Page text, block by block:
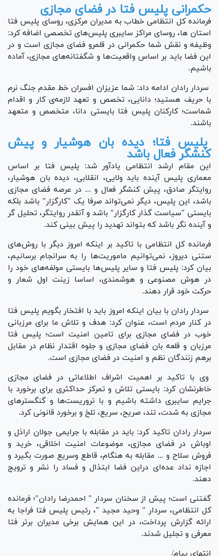
حکمرانی پلیس فتا در فضای مجازی
فرمانده کل انتظامی خطاب به مدیران مرکزی، روسای پلیس فتا
استان ها، روسای مراکز سایبری پلیس‌های تخصصی اضافه کرد:
وظیفه و نقش شما حکمرانی در قلمرو فضای مجازی است و در
این فضا باید بر اساس واقعیت‌ها و شگفتانه‌های مجازی، آماده
باشیم.
سردار رادان ادامه داد: شما عزیزان افسران خط مقدم جنگ نرم
با حریف هستید؛ دانایی، تخصص و تعهد لازمه‌ی کار و اقدام
شماست؛ کارکنان پلیس فتا بایستی دانا، متخصص و متعهد
باشند.
پلیس فتا؛ دیده بان هوشیار و پیش
کنشگر فعال باشد
این مقام ارشد انتظامی یادآور شد: پلیس فتا بر اساس
معماری پلیس آینده باید ولایی، انقلابی، دیده بان هوشیار،
روایتگر صادق، پیش کنشگر فعال و ... در عرصه فضای مجازی
باشد، این پلیس، دیگر نمی‌تواند صرفا یک "کارگزار" باشد بلکه
بایستی "سیاست گذار کارگزار" باشد و آنقدر روایتگر، تحلیل گر
و آینده نگر باشد که بتواند تهدید را پیش بینی کند.
فرمانده کل انتظامی با تاکید بر اینکه امروز دیگر با روش‌های
ستنی دیروز، نمی‌توانیم ماموریت‌ها را به سرانجام برسانیم،
بیان کرد: پلیس فتا و سایر پلیس‌ها بایستی مولفه‌های خود را
در هوش مصنوعی و هوشمندی، اساسا زینت اول شعار و
حرکت خود قرار دهند.
سردار رادان با بیان اینکه امروز باید با افتخار بگویم پلیس فتا
در کنار مردم است، عنوان کرد: هدف و تلاش ما برای مرزبانی
خوب در فضای مجازی برای تامین امنیت است؛ پلیس فتا
مرزبان و قلعه بان فضای مجازی و جلوه اقتدار نظام در مقابل
برهم زنندگان نظم و امنیت در فضای مجازی است.
وی با تاکید بر اهمیت اشراف اطلاعاتی در فضای مجازی
خاطرنشان کرد: بایستی تلاش و تمرکز حداکثری برای برخورد با
جرایم سایبری داشته باشیم و با تروریست‌ها و گنگستر‌های
مجازی به شدت، تند، صریح، سریع، تلخ و برخورد قانونی کرد.
سردار رادان تاکید کرد: باید در مقابله با جرایمی جولان اراذل و
اوباش در فضای مجازی، موضوعات امنیت اخلاقی، خرید و
فروش سلاح و ... مقابله به هنگام، قاطع وسریع صورت بگیرد و
اجازه نداد عده‌ای دراین فضا ابتذال و فساد را نشر و ترویج
دهند.
گفتنی است؛ پیش از سخنان سردار " احمدرضا رادان"؛ فرمانده
کل انتظامی، سردار " وحید مجید "، رئیس پلیس فتا فراجا به
ارائه گزارش پرداخت، در این همایش برخی مدیران برتر فتا
معرفی و تجلیل شدند.
انتهای پیام/